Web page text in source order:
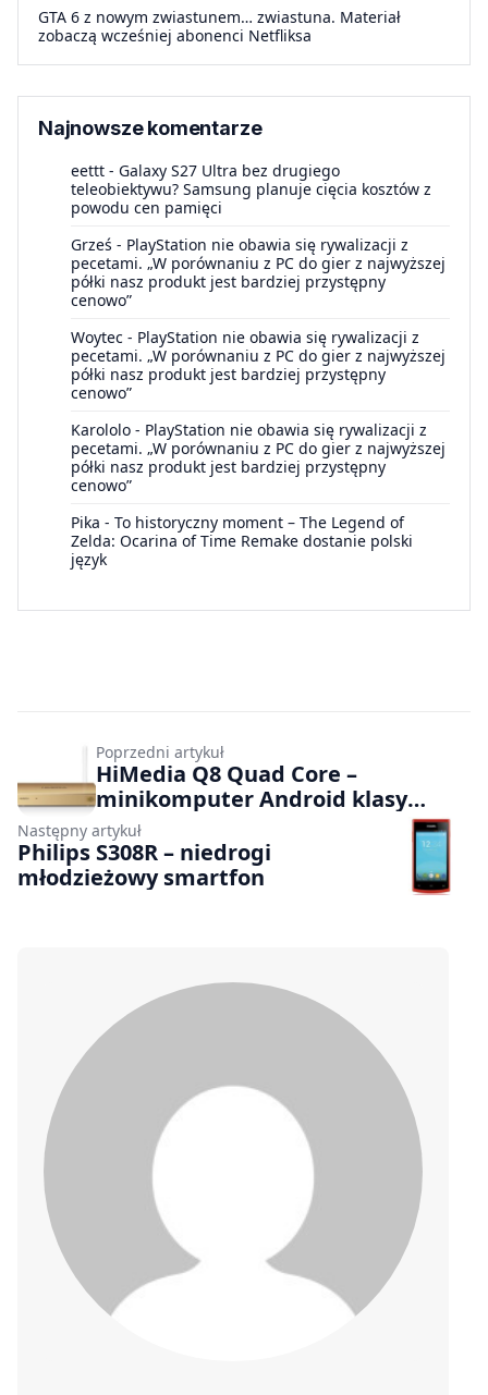
GTA 6 z nowym zwiastunem… zwiastuna. Materiał
zobaczą wcześniej abonenci Netfliksa
Najnowsze komentarze
eettt - Galaxy S27 Ultra bez drugiego
teleobiektywu? Samsung planuje cięcia kosztów z
powodu cen pamięci
Grześ - PlayStation nie obawia się rywalizacji z
pecetami. „W porównaniu z PC do gier z najwyższej
półki nasz produkt jest bardziej przystępny
cenowo”
Woytec - PlayStation nie obawia się rywalizacji z
pecetami. „W porównaniu z PC do gier z najwyższej
półki nasz produkt jest bardziej przystępny
cenowo”
Karololo - PlayStation nie obawia się rywalizacji z
pecetami. „W porównaniu z PC do gier z najwyższej
półki nasz produkt jest bardziej przystępny
cenowo”
Pika - To historyczny moment – The Legend of
Zelda: Ocarina of Time Remake dostanie polski
język
Poprzedni artykuł
HiMedia Q8 Quad Core –
minikomputer Android klasy
premium
Następny artykuł
Philips S308R – niedrogi
młodzieżowy smartfon